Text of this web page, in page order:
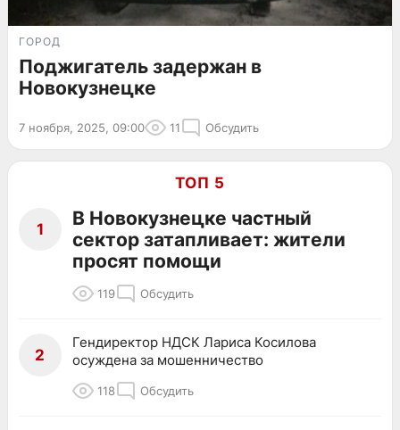
ГОРОД
Поджигатель задержан в
Новокузнецке
7 ноября, 2025, 09:00 11 Обсудить
ТОП 5
1
В Новокузнецке частный
сектор затапливает: жители
просят помощи
119 Обсудить
2
Гендиректор НДСК Лариса Косилова
осуждена за мошенничество
118 Обсудить